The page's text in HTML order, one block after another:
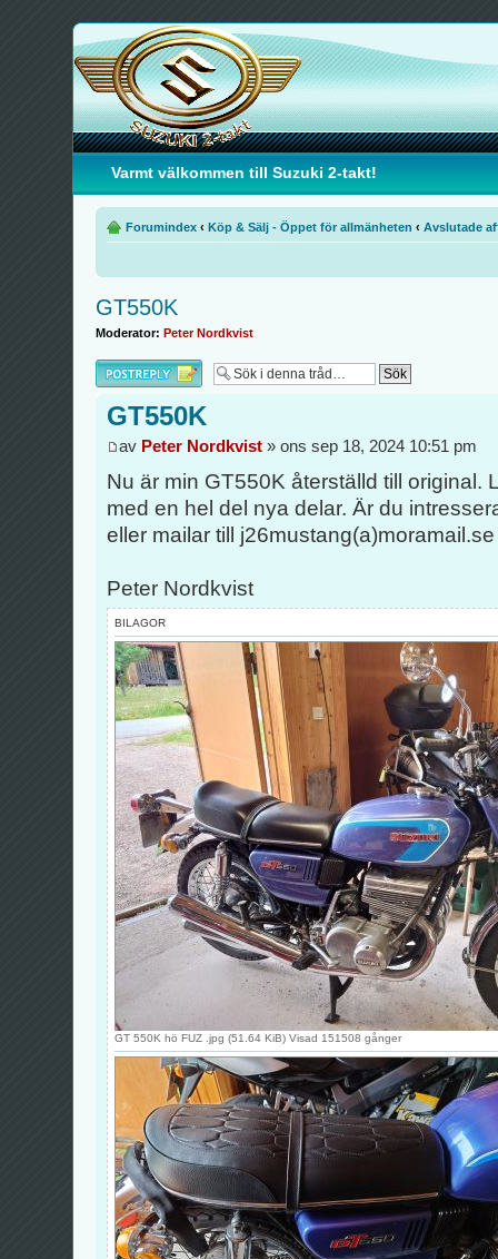
Varmt välkommen till Suzuki 2-takt!
Forumindex ‹ Köp & Sälj - Öppet för allmänheten ‹ Avslutade
GT550K
Moderator: Peter Nordkvist
Besvara
GT550K
av Peter Nordkvist » ons sep 18, 2024 10:51 pm
Nu är min GT550K återställd till original.
med en hel del nya delar. Är du
eller mailar till j26mustang(a)moramail.se
Peter Nordkvist
BILAGOR
GT 550K hö FUZ .jpg (51.64 KiB) Visad 151508 gånger